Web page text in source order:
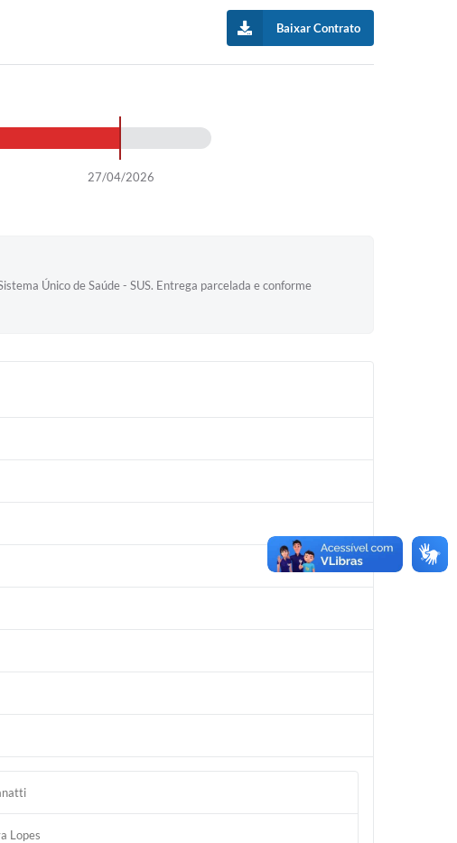
Baixar Contrato
27/04/2026
Único de Saúde - SUS. Entrega parcelada e conforme
Lopes